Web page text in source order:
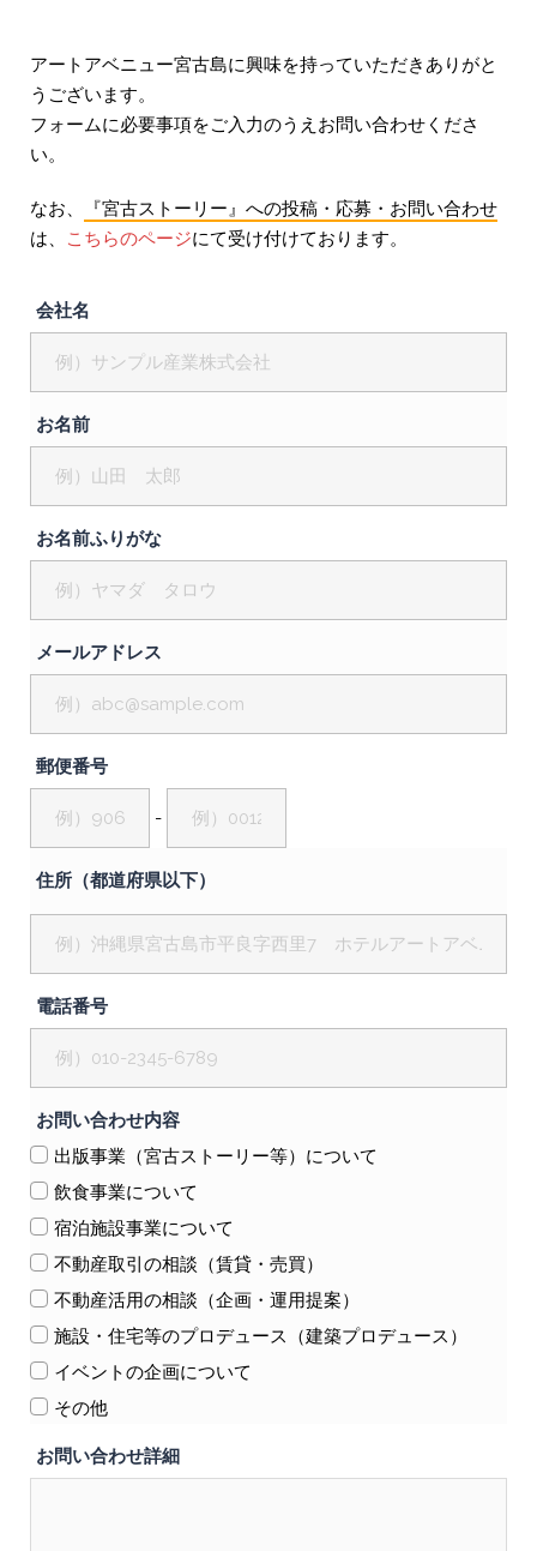
アートアベニュー宮古島に興味を持っていただきありがと
うございます。
フォームに必要事項をご入力のうえお問い合わせくださ
い。
なお、
『宮古ストーリー』への投稿・応募・お問い合わせ
は、
こちらのページにて受け付けております。
会社名
お名前
お名前ふりがな
メールアドレス
郵便番号
-
住所（都道府県以下）
電話番号
お問い合わせ内容
出版事業（宮古ストーリー等）について
飲食事業について
宿泊施設事業について
不動産取引の相談（賃貸・売買）
不動産活用の相談（企画・運用提案）
施設・住宅等のプロデュース（建築プロデュース）
イベントの企画について
その他
お問い合わせ詳細